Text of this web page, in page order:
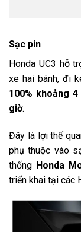
Sạc pin
Honda UC3 hỗ
xe hai bánh, đi
100% khoảng 4
giờ.
Đây là lợi thế
phụ thuộc vào
thống Honda
triển khai tại các